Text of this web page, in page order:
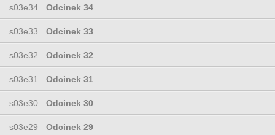
s03e34 Odcinek 34
s03e33 Odcinek 33
s03e32 Odcinek 32
s03e31 Odcinek 31
s03e30 Odcinek 30
s03e29 Odcinek 29